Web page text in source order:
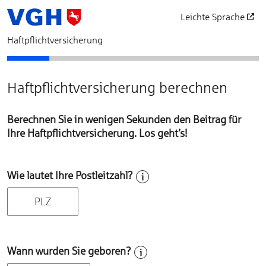
Leichte Sprache
Haftpflichtversicherung
Haftpflichtversicherung
Persönliche Daten
VorversicherungZahlung und Datenschutz
Vertragsgrundlagen
Haftpflichtversicherung berechnen
Berechnen Sie in wenigen Sekunden den Beitrag für
Ihre Haftpflichtversicherung. Los geht’s!
Wie lautet Ihre Postleitzahl?
Wann wurden Sie geboren?